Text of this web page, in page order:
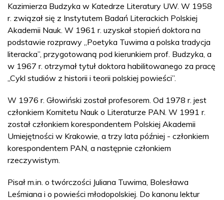
Kazimierza Budzyka w Katedrze Literatury UW. W 1958
r. związał się z Instytutem Badań Literackich Polskiej
Akademii Nauk. W 1961 r. uzyskał stopień doktora na
podstawie rozprawy „Poetyka Tuwima a polska tradycja
literacka”, przygotowaną pod kierunkiem prof. Budzyka, a
w 1967 r. otrzymał tytuł doktora habilitowanego za pracę
„Cykl studiów z historii i teorii polskiej powieści”.
W 1976 r. Głowiński został profesorem. Od 1978 r. jest
członkiem Komitetu Nauk o Literaturze PAN. W 1991 r.
został członkiem korespondentem Polskiej Akademii
Umiejętności w Krakowie, a trzy lata później - członkiem
korespondentem PAN, a następnie członkiem
rzeczywistym.
Pisał m.in. o twórczości Juliana Tuwima, Bolesława
Leśmiana i o powieści młodopolskiej. Do kanonu lektur